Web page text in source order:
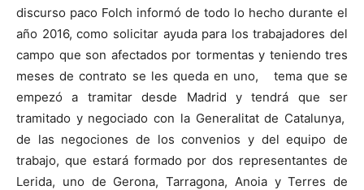
discurso paco Folch informó de todo lo hecho durante el
año 2016, como solicitar ayuda para los trabajadores del
campo que son afectados por tormentas y teniendo tres
meses de contrato se les queda en uno, tema que se
empezó a tramitar desde Madrid y tendrá que ser
tramitado y negociado con la Generalitat de Catalunya,
de las negociones de los convenios y del equipo de
trabajo, que estará formado por dos representantes de
Lerida, uno de Gerona, Tarragona, Anoia y Terres de